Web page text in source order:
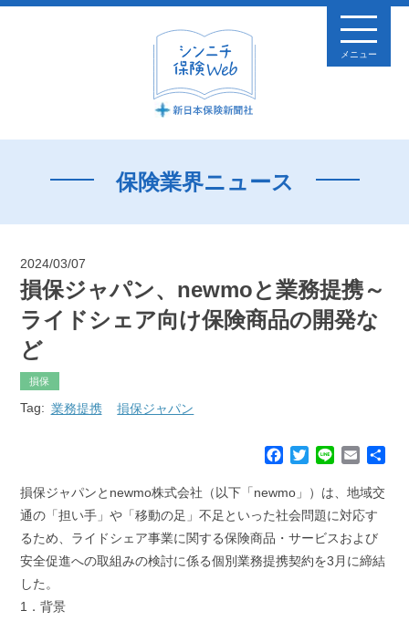
メニュー
保険業界ニュース
2024/03/07
損保ジャパン、newmoと業務提携～
ライドシェア向け保険商品の開発な
ど
損保
Tag: 業務提携 損保ジャパン
c
e
o
T
i
t
e
r
e
E
a
i
損保ジャパンとnewmo株式会社（以下「newmo」）は、地域交
通の「担い手」や「移動の足」不足といった社会問題に対応す
るため、ライドシェア事業に関する保険商品・サービスおよび
安全促進への取組みの検討に係る個別業務提携契約を3月に締結
した。
1．背景